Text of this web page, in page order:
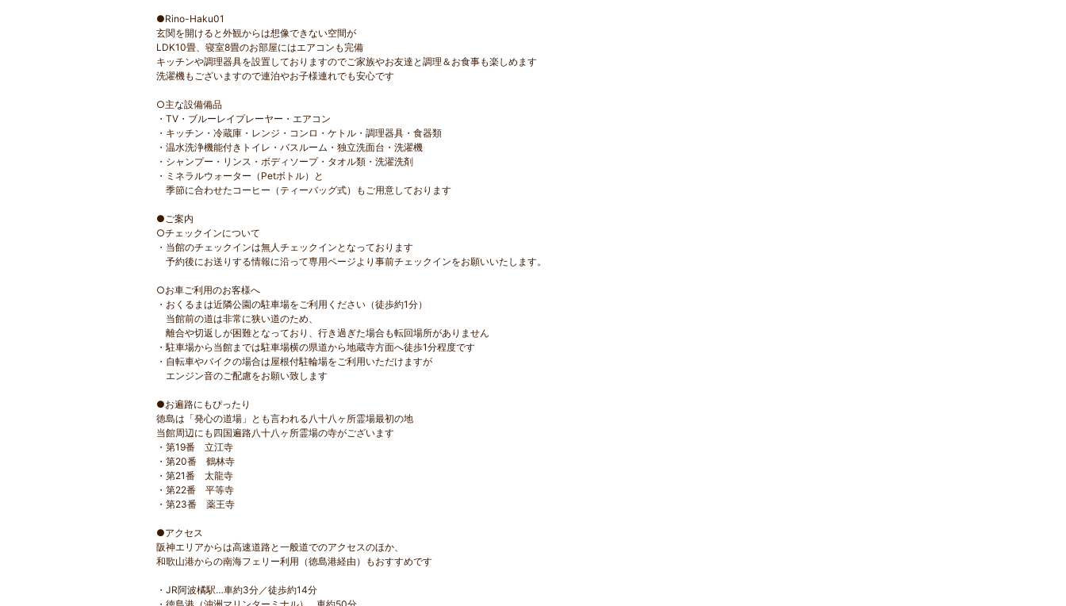
●Rino-Haku01
玄関を開けると外観からは想像できない空間が
LDK10畳、寝室8畳のお部屋にはエアコンも完備
キッチンや調理器具を設置しておりますのでご家族やお友達と調理＆お食事も楽しめます
洗濯機もございますので連泊やお子様連れでも安心です
○主な設備備品
・TV・ブルーレイプレーヤー・エアコン
・キッチン・冷蔵庫・レンジ・コンロ・ケトル・調理器具・食器類
・温水洗浄機能付きトイレ・バスルーム・独立洗面台・洗濯機
・シャンプー・リンス・ボディソープ・タオル類・洗濯洗剤
・ミネラルウォーター（Petボトル）と
季節に合わせたコーヒー（ティーバッグ式）もご用意しております
●ご案内
○チェックインについて
・当館のチェックインは無人チェックインとなっております
予約後にお送りする情報に沿って専用ページより事前チェックインをお願いいたします。
○お車ご利用のお客様へ
・おくるまは近隣公園の駐車場をご利用ください（徒歩約1分）
当館前の道は非常に狭い道のため、
離合や切返しが困難となっており、行き過ぎた場合も転回場所がありません
・駐車場から当館までは駐車場横の県道から地蔵寺方面へ徒歩1分程度です
・自転車やバイクの場合は屋根付駐輪場をご利用いただけますが
エンジン音のご配慮をお願い致します
●お遍路にもぴったり
徳島は「発心の道場」とも言われる八十八ヶ所霊場最初の地
当館周辺にも四国遍路八十八ヶ所霊場の寺がございます
・第19番 立江寺
・第20番 鶴林寺
・第21番 太龍寺
・第22番 平等寺
・第23番 薬王寺
●アクセス
阪神エリアからは高速道路と一般道でのアクセスのほか、
和歌山港からの南海フェリー利用（徳島港経由）もおすすめです
・JR阿波橘駅…車約3分／徒歩約14分